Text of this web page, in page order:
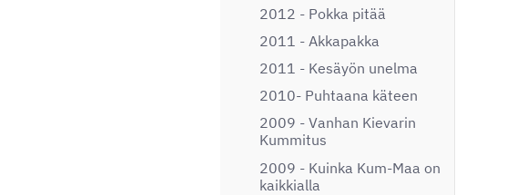
2012 - Pokka pitää
2011 - Akkapakka
2011 - Kesäyön unelma
2010- Puhtaana käteen
2009 - Vanhan Kievarin
Kummitus
2009 - Kuinka Kum-Maa on
kaikkialla